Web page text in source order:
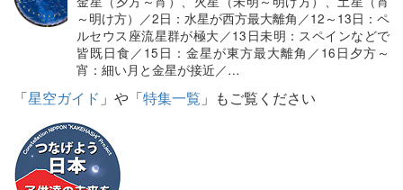
～明け方）／2日：水星が西方最大離角／12～13日：ペ
ルセウス座流星群が極大／13日未明：スペインなどで
皆既日食／15日：金星が東方最大離角／16日夕方～
宵：細い月と金星が接近／…
「星空ガイド 」や「特集一覧 」もご覧ください